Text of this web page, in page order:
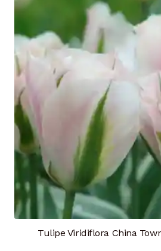
Tulipe Viridiflora China